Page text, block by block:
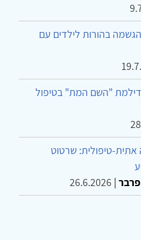
בהורות לילדים עם
"השם המת" בטיפול
טיפולית: שרטוט
|
26.6.2026